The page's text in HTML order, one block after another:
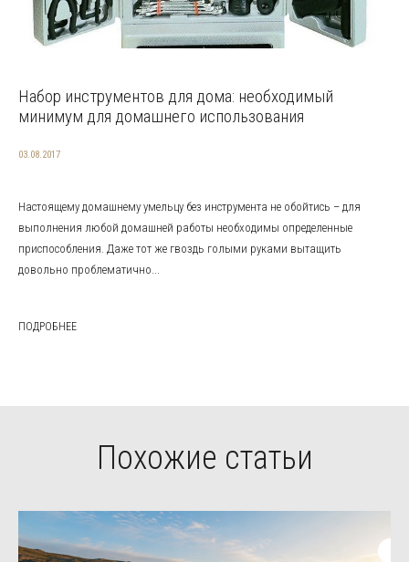
Набор инструментов для дома: необходимый
минимум для домашнего использования
03.08.2017
Настоящему домашнему умельцу без инструмента не обойтись – для
выполнения любой домашней работы необходимы определенные
приспособления. Даже тот же гвоздь голыми руками вытащить
довольно проблематично...
ПОДРОБНЕЕ
Похожие статьи